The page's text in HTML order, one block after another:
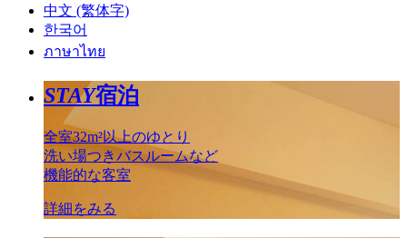
中文 (繁体字)
한국어
ภาษาไทย
STAY宿泊
全室32m²以上のゆとり
洗い場つきバスルームなど
機能的な客室
詳細をみる